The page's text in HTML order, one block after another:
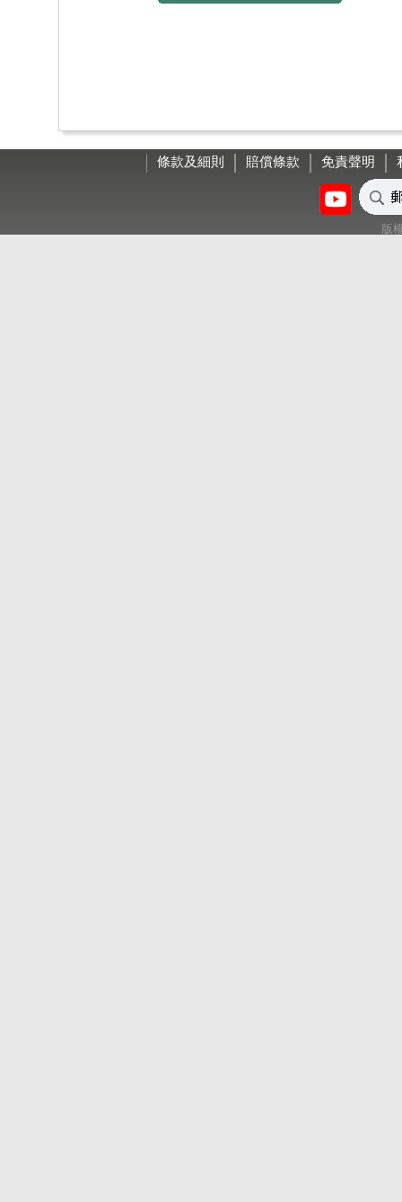
條款及細則 賠償條款 免責聲明
版